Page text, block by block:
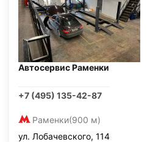
Автосервис Раменки
+7 (495) 135-42-87
Раменки(900 м)
ул. Лобачевского, 114